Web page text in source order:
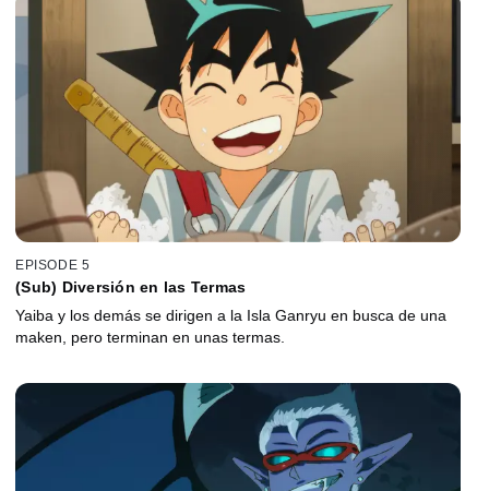
EPISODE 5
(Sub) Diversión en las Termas
Yaiba y los demás se dirigen a la Isla Ganryu en busca de una
maken, pero terminan en unas termas.